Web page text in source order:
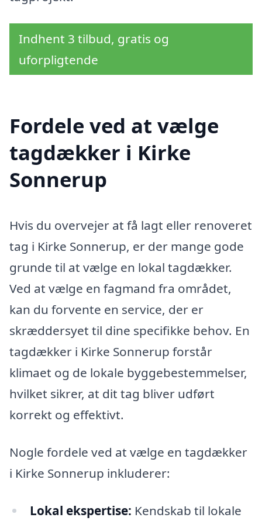
Indhent 3 tilbud, gratis og
uforpligtende
Fordele ved at vælge
tagdækker i Kirke
Sonnerup
Hvis du overvejer at få lagt eller renoveret
tag i Kirke Sonnerup, er der mange gode
grunde til at vælge en lokal tagdækker.
Ved at vælge en fagmand fra området,
kan du forvente en service, der er
skræddersyet til dine specifikke behov. En
tagdækker i Kirke Sonnerup forstår
klimaet og de lokale byggebestemmelser,
hvilket sikrer, at dit tag bliver udført
korrekt og effektivt.
Nogle fordele ved at vælge en tagdækker
i Kirke Sonnerup inkluderer:
Lokal ekspertise: Kendskab til lokale